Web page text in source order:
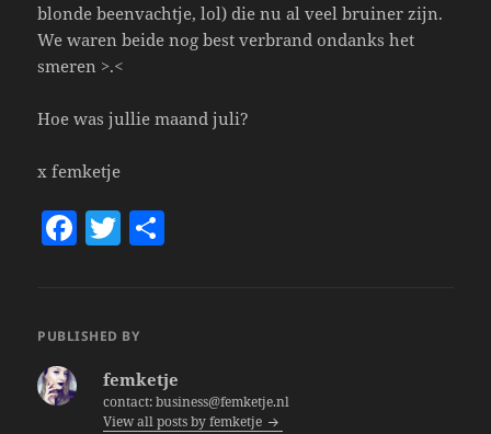
blonde beenvachtje, lol) die nu al veel bruiner zijn.
We waren beide nog best verbrand ondanks het
smeren >.<
Hoe was jullie maand juli?
x femketje
F
a
e
T
w
er
PUBLISHED BY
femketje
contact: business@femketje.nl
View all posts by femketje